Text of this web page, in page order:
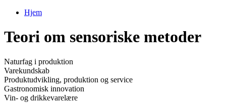
Hjem
Teori om sensoriske metoder
Naturfag i produktion
Varekundskab
Produktudvikling, produktion og service
Gastronomisk innovation
Vin- og drikkevarelære